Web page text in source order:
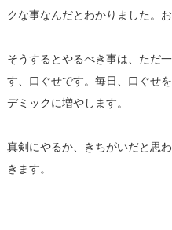
クな事なんだとわかりました。
そうするとやるべき事は、ただ
す、口ぐせです。毎日、口ぐせ
デミックに増やします。
真剣にやるか、きちがいだと思
きます。